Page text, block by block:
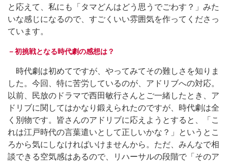
と応えて、私にも「タマどんはどう思うでごわす？」みた
いな感じになるので、すごくいい雰囲気を作ってくださっ
ています。
－初挑戦となる時代劇の感想は？
時代劇は初めてですが、やってみてその難しさを知りま
した。今回、特に苦労しているのが、アドリブへの対応。
以前、民放のドラマで西田敏行さんとご一緒したとき、ア
ドリブに関してはかなり鍛えられたのですが、時代劇は全
く別物です。皆さんのアドリブに応えようとすると、「こ
れは江戸時代の言葉遣いとして正しいかな？」というとこ
ろから気にしなければいけませんから。ただ、みんなで相
談できる空気感はあるので、リハーサルの段階で「そのア